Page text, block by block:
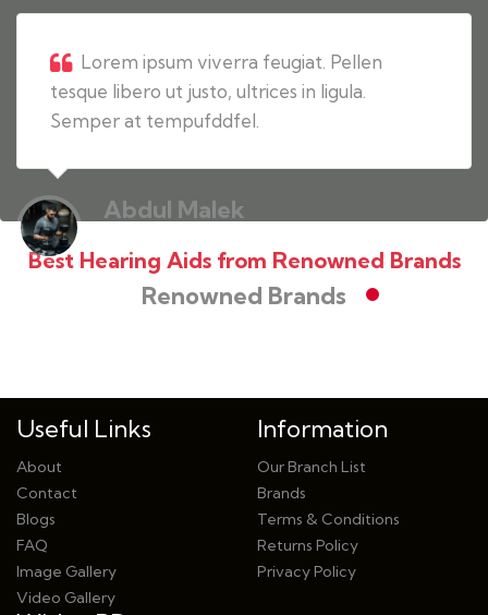
Lorem ipsum viverra feugiat. Pellen
tesque libero ut justo, ultrices in ligula.
Semper at tempufddfel.
Abdul Malek
Best Hearing Aids from Renowned Brands
Renowned Brands
Useful Links
About
Contact
Blogs
FAQ
Image Gallery
Video Gallery
Information
Our Branch List
Brands
Terms & Conditions
Returns Policy
Privacy Policy